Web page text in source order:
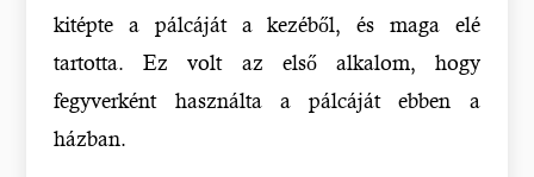
kitépte a pálcáját a kezéből, és maga elé
tartotta. Ez volt az első alkalom, hogy
fegyverként használta a pálcáját ebben a
házban.